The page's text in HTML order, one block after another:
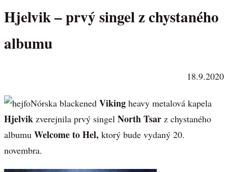
Hjelvik – prvý singel z chystaného
albumu
18.9.2020
Nórska blackened Viking heavy metalová kapela
Hjelvik zverejnila prvý singel North Tsar z chystaného
albumu Welcome to Hel, ktorý bude vydaný 20.
novembra.